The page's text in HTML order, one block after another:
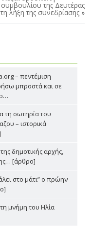
της Δευτέρας
λήξη της συνεδρίασης »
– πεντέμιση
μπροστά και σε
τη σωτηρία του
– ιστορικά
δημοτικής αρχής,
[άρθρο]
στο μάτι” ο πρώην
μνήμη του Ηλία